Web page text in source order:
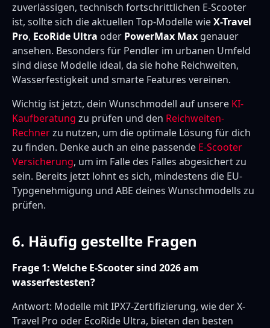
zuverlässigen, technisch fortschrittlichen E-Scooter
ist, sollte sich die aktuellen Top-Modelle wieX-Travel
Pro, EcoRide Ultra oder PowerMax Max genauer
ansehen. Besonders für Pendler im urbanen Umfeld
sind diese Modelle ideal, da sie hohe Reichweiten,
Wasserfestigkeit und smarte Features vereinen.
Wichtig ist jetzt, dein Wunschmodell auf unsere KI-
Kaufberatung zu prüfen und den Reichweiten-
Rechnerzu nutzen, um die optimale Lösung für dich
zu finden. Denke auch an eine passende E-Scooter
Versicherung, um im Falle des Falles abgesichert zu
sein. Bereits jetzt lohnt es sich, mindestens die EU-
Typgenehmigung und ABE deines Wunschmodells zu
prüfen.
6. Häufig gestellte Fragen
Frage 1: Welche E-Scooter sind 2026 am
wasserfestesten?
Antwort: Modelle mit IPX7-Zertifizierung, wie der X-
Travel Pro oder EcoRide Ultra, bieten den besten